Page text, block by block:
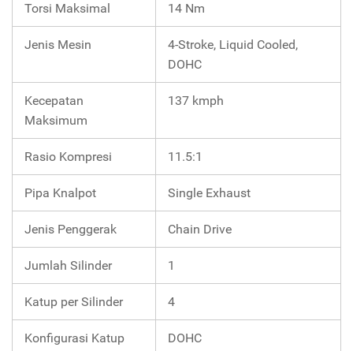
Torsi Maksimal 14 Nm
Jenis Mesin
4-Stroke, Liquid Cooled,
DOHC
Kecepatan
Maksimum
137 kmph
Rasio Kompresi 11.5:1
Pipa Knalpot Single Exhaust
Jenis Penggerak Chain Drive
Jumlah Silinder 1
Katup per Silinder 4
Konfigurasi Katup DOHC